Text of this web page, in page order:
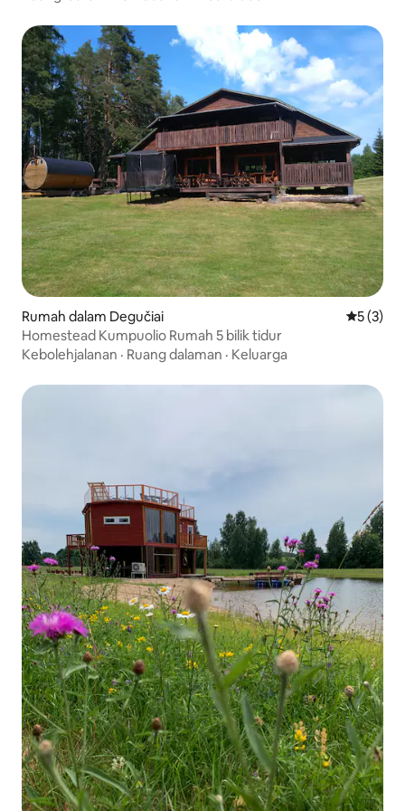
Rumah dalam Degučiai
5 (3)
Homestead Kumpuolio Rumah 5 bilik tidur
Kebolehjalanan · Ruang dalaman · Keluarga